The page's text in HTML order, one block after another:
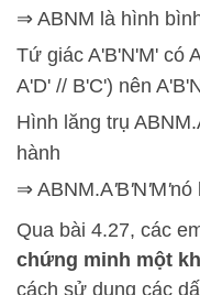
⇒ ABNM là hình
Tứ giác A'B'N'M' có
A'D' // B'C') nên
Hình lăng trụ
hành
⇒ ABNM.A'B'N'M'nó
Qua bài 4.27, các
chứng minh một
cách sử dụng các